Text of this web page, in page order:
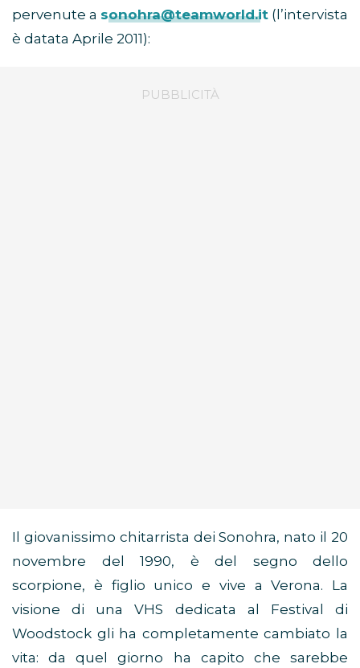
pervenute a sonohra@teamworld.it (l’intervista
è datata Aprile 2011):
Il giovanissimo chitarrista dei Sonohra, nato il 20
novembre del 1990, è del segno dello
scorpione, è figlio unico e vive a Verona. La
visione di una VHS dedicata al Festival di
Woodstock gli ha completamente cambiato la
vita: da quel giorno ha capito che sarebbe